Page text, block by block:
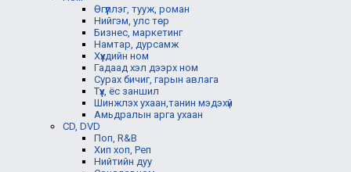
Өгүүллэг, тууж, роман
Нийгэм, улс төр
Бизнес, маркетинг
Намтар, дурсамж
Хүүхдийн ном
Гадаад хэл дээрх ном
Сурах бичиг, гарын авлага
Түүх, ёс заншил
Шинжлэх ухаан,танин мэдэхүй
Амьдралын арга ухаан
CD, DVD
Поп, R&B
Хип хоп, Реп
Нийтийн дуу